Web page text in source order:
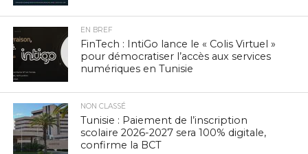
EN BREF
FinTech : IntiGo lance le « Colis Virtuel »
pour démocratiser l’accès aux services
numériques en Tunisie
NON CLASSÉ
Tunisie : Paiement de l’inscription
scolaire 2026-2027 sera 100% digitale,
confirme la BCT